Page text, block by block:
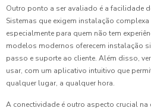
Outro ponto a ser avaliado é a facilidade
Sistemas que exigem instalação
especialmente para quem não tem
modelos modernos oferecem instalação
passo e suporte ao cliente. Além disso,
usar, com um aplicativo intuitivo que
qualquer lugar, a qualquer hora.
A conectividade é outro aspecto crucial